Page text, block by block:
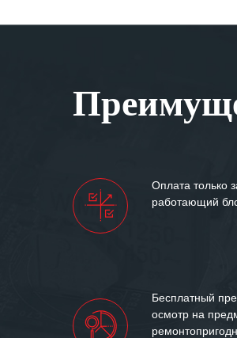
Оплата только
работающий
Бесплатный
осмотр на